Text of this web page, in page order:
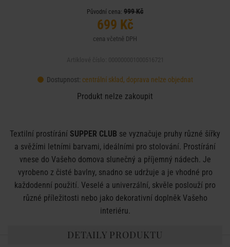
Původní cena: 999 Kč
699 Kč
cena včetně DPH
Dostupnost: centrální sklad, doprava nelze objednat
Produkt nelze zakoupit
Textilní prostírání SUPPER CLUB se vyznačuje pruhy různé šířky
a svěžími letními barvami, ideálními pro stolování. Prostírání
vnese do Vašeho domova slunečný a příjemný nádech. Je
vyrobeno z čisté bavlny, snadno se udržuje a je vhodné pro
každodenní použití. Veselé a univerzální, skvěle poslouží pro
různé příležitosti nebo jako dekorativní doplněk Vašeho
interiéru.
DETAILY PRODUKTU